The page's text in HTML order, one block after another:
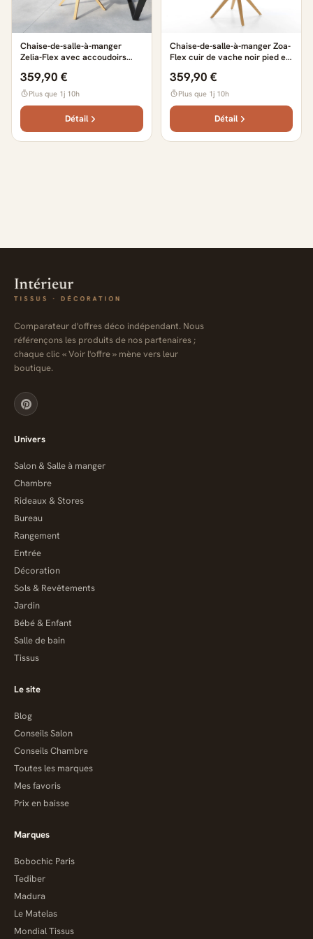
Chaise-de-salle-à-manger
Zelia-Flex avec accoudoirs
angulaire naturel ressorts
ensachés
359,90 €
Plus que 1j 10h
Détail
Chaise-de-salle-à-manger Zoa-
Flex cuir de vache noir pied en
ensachés
359,90 €
Plus que 1j 10h
Détail
Comparateur d'offres déco indépendant. Nous
référençons les produits de nos partenaires ;
chaque clic « Voir l'offre » mène vers leur
boutique.
Univers
Salon & Salle à manger
Chambre
Rideaux & Stores
Bureau
Rangement
Entrée
Décoration
Sols & Revêtements
Jardin
Bébé & Enfant
Salle de bain
Tissus
Le site
Blog
Conseils Salon
Conseils Chambre
Toutes les marques
Mes favoris
Prix en baisse
Marques
Bobochic Paris
Tediber
Madura
Le Matelas
Mondial Tissus